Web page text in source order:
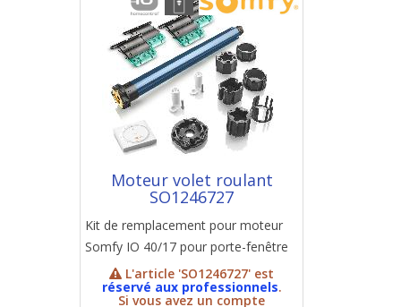
Moteur volet roulant
SO1246727
Kit de remplacement pour moteur
Somfy IO 40/17 pour porte-fenêtre
L'article 'SO1246727' est
réservé aux professionnels.
Si vous avez un compte